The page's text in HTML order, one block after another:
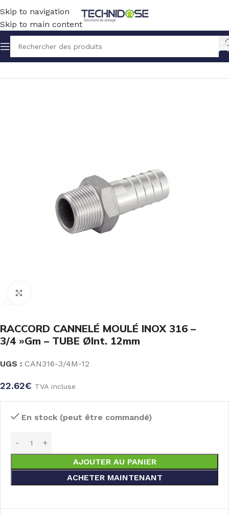
Skip to navigation
Skip to main content
Accueil TUYAUX ET RACCORDS RACCORDS INOX
RACCORD CANNELÉ MOULÉ INOX 316 –
3/4 »Gm – TUBE ØInt. 12mm
UGS : CAN316-3/4M-12
22.62€ TVA incluse
En stock (peut être commandé)
AJOUTER AU PANIER
ACHETER MAINTENANT